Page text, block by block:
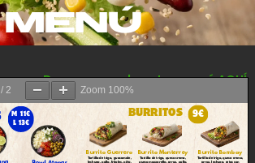
MENÚ
Descarrega el nostre menú AQUÍ
/ 2 Zoom 100%